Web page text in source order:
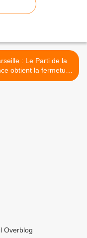
: Le Parti de la
obtient la fermeture
du repaire
Overblog